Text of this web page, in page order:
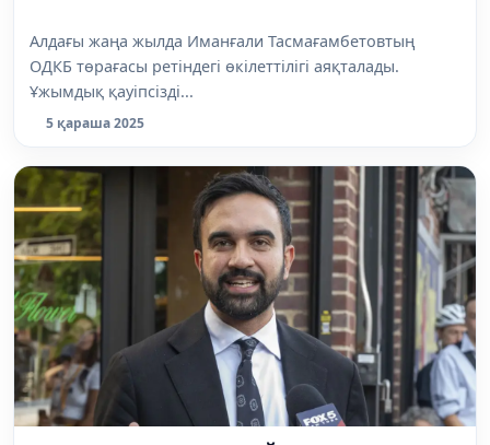
Алдағы жаңа жылда Иманғали Тасмағамбетовтың
ОДКБ төрағасы ретіндегі өкілеттілігі аяқталады.
Ұжымдық қауіпсізді...
5 қараша 2025